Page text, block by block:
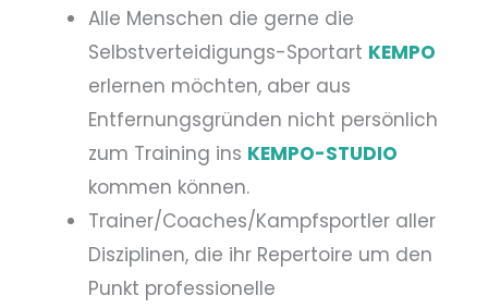
Alle Menschen die gerne die
Selbstverteidigungs-Sportart KEMPO
erlernen möchten, aber aus
Entfernungsgründen nicht persönlich
zum Training ins KEMPO-STUDIO
kommen können.
Trainer/Coaches/Kampfsportler aller
Disziplinen, die ihr Repertoire um den
Punkt professionelle